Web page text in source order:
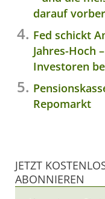
darauf
Fed schickt
Jahres-Hoch
Investoren
Repomarkt
JETZT
ABONNIEREN